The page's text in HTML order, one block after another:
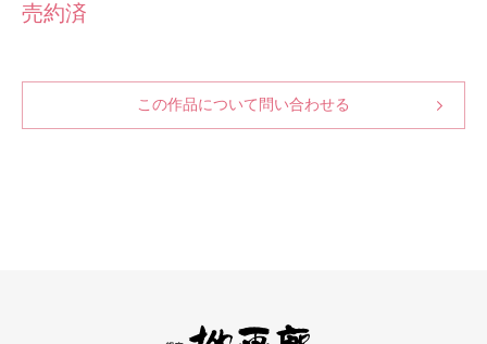
売約済
この作品について問い合わせる